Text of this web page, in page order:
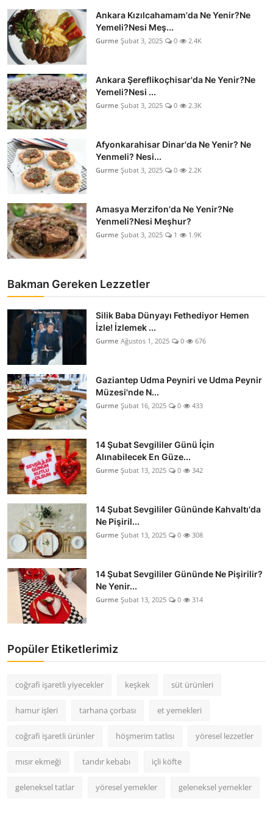
İçecek Kültürü & Rehberleri
Popüler Kültür & Mutfak Tarihi
Mutfak Temizliği & Pratik Bilgiler
Anne & Bebek Beslenmesi
Mutfak Sırları & Teknikler
Gıda Sözlüğü & Nedir?
Yemek Tarifleri & Menüler
Ankara Kızılcahamam'da Ne Yenir?Ne
Yemeli?Nesi Meş...
Gurme Şubat 3, 2025 0 2.4K
Ankara Şereflikoçhisar'da Ne Yenir?Ne
Yemeli?Nesi ...
Gurme Şubat 3, 2025 0 2.3K
Afyonkarahisar Dinar'da Ne Yenir? Ne
Yenmeli? Nesi...
Gurme Şubat 3, 2025 0 2.2K
Amasya Merzifon'da Ne Yenir?Ne
Yenmeli?Nesi Meşhur?
Gurme Şubat 3, 2025 1 1.9K
Bakman Gereken Lezzetler
Silik Baba Dünyayı Fethediyor Hemen
İzle! İzlemek ...
Gurme Ağustos 1, 2025 0 676
Gaziantep Udma Peyniri ve Udma Peynir
Müzesi'nde N...
Gurme Şubat 16, 2025 0 433
14 Şubat Sevgililer Günü İçin
Alınabilecek En Güze...
Gurme Şubat 13, 2025 0 342
14 Şubat Sevgililer Gününde Kahvaltı'da
Ne Pişiril...
Gurme Şubat 13, 2025 0 308
14 Şubat Sevgililer Gününde Ne Pişirilir?
Ne Yenir...
Gurme Şubat 13, 2025 0 314
Popüler Etiketlerimiz
coğrafi işaretli yiyecekler keşkek süt ürünleri
hamur işleri tarhana çorbası et yemekleri
coğrafi işaretli ürünler höşmerim tatlısı yöresel lezzetler
mısır ekmeği tandır kebabı içli köfte
geleneksel tatlar yöresel yemekler geleneksel yemekler